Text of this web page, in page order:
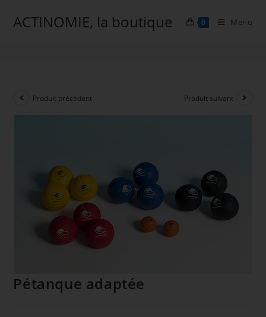
ACTINOMIE, la boutique 0 Menu
Pétanque adaptée
Produit précédent Produit suivant
Pétanque adaptée